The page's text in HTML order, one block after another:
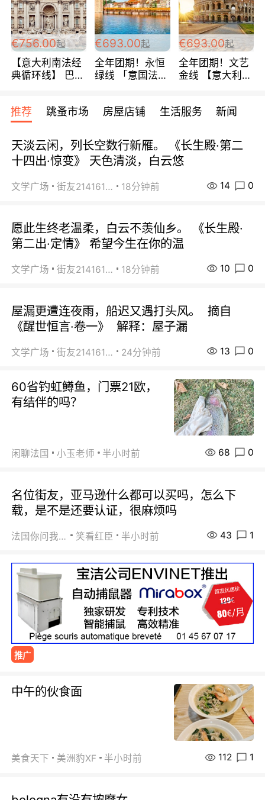
包拼房~
€756.00起
【意大利南法经
典循环线】 巴黎
宾馆 108欧/天起
全程756欧/位
€693.00起
全年团期！永恒
绿线 「意国法
欧/天起 ~包拼房
€693.00起
全年团期！文艺
金线 【意大利一
每周铁发！
推荐 跳蚤市场 房屋店铺 生活服务 新闻
天淡云闲，列长空数行新雁。 《长生殿·第二
十四出·惊变》 天色清淡，白云悠
文学广场 街友21416156 18分钟前 14 0
愿此生终老温柔，白云不羡仙乡。 《长生殿·
第二出·定情》 希望今生在你的温
文学广场 街友21416156 18分钟前 10 0
屋漏更遭连夜雨，船迟又遇打头风。 摘自
《醒世恒言·卷一》 解释：屋子漏
文学广场 街友21416156 24分钟前 13 0
60省钓虹鳟鱼，门票21欧，
有结伴的吗？
闲聊法国 小玉老师 半小时前 68 0
名位街友，亚马逊什么都可以买吗，怎么下
载，是不是还要认证，很麻烦吗
法国你问我答 笑看红臣 半小时前 43 1
推广
中午的伙食面
美食天下 美洲豹XF 半小时前 112 1